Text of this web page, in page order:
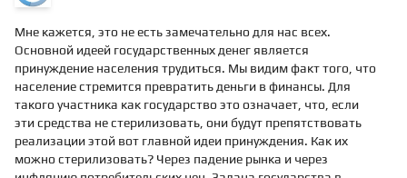
Мне кажется, это не есть замечательно для нас всех.
Основной идеей государственных денег является
принуждение населения трудиться. Мы видим факт того, что
население стремится превратить деньги в финансы. Для
такого участника как государство это означает, что, если
эти средства не стерилизовать, они будут препятствовать
реализации этой вот главной идеи принуждения. Как их
можно стерилизовать? Через падение рынка и через